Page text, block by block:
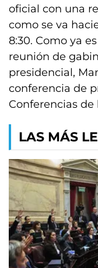
oficial con una
como se va
8:30. Como ya
reunión de
presidencial,
conferencia de
Conferencias de
LAS MÁS